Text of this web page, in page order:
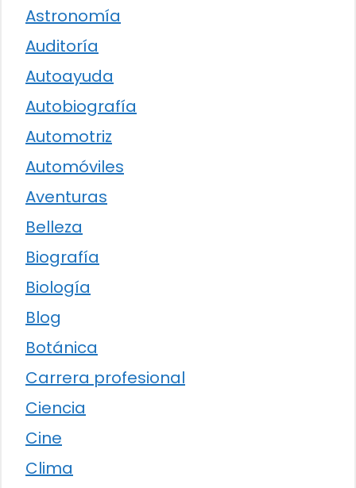
Astronomía
Auditoría
Autoayuda
Autobiografía
Automotriz
Automóviles
Aventuras
Belleza
Biografía
Biología
Blog
Botánica
Carrera profesional
Ciencia
Cine
Clima